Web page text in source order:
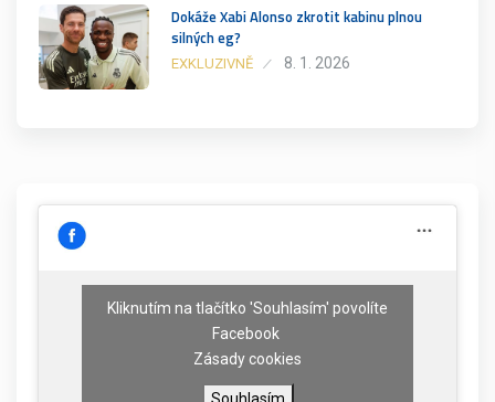
Dokáže Xabi Alonso zkrotit kabinu plnou
silných eg?
EXKLUZIVNĚ 8. 1. 2026
Kliknutím na tlačítko 'Souhlasím' povolíte
Facebook
Zásady cookies
Souhlasím